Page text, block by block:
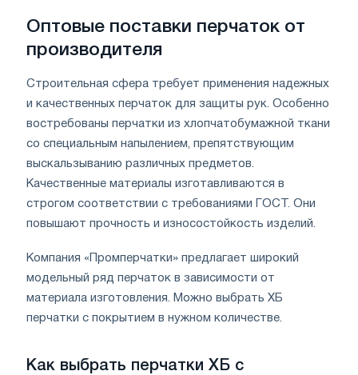
Оптовые поставки перчаток от
производителя
Строительная сфера требует применения надежных
и качественных перчаток для защиты рук. Особенно
востребованы перчатки из хлопчатобумажной ткани
со специальным напылением, препятствующим
выскальзыванию различных предметов.
Качественные материалы изготавливаются в
строгом соответствии с требованиями ГОСТ. Они
повышают прочность и износостойкость изделий.
Компания «Промперчатки» предлагает широкий
модельный ряд перчаток в зависимости от
материала изготовления. Можно выбрать ХБ
перчатки с покрытием в нужном количестве.
Как выбрать перчатки ХБ с